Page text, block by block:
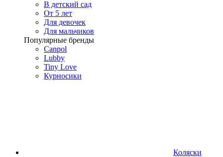
В детский сад
От 5 лет
Для девочек
Для мальчиков
Популярные бренды
Canpol
Lubby
Tiny Love
Курносики
Коляски